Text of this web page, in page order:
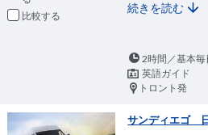
比較
続きを読む
2時間／基本毎
英語ガイド
トロント発
サンディエゴ